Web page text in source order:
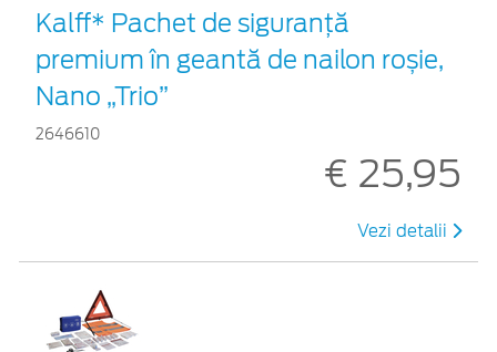
Kalff* Pachet de siguranţă
premium în geantă de nailon roșie,
Nano „Trio”
2646610
€ 25,95
Vezi detalii